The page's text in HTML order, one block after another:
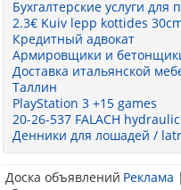
Бухгалтерские услуги
2.3€ Kuiv lepp kottides
Кредитный адвокат
Армировщики и
Доставка итальянской
Таллин
PlayStation 3 +15 games
20-26-537 FALACH
Денники для лошадей /
Реклама |
Доска объявлений